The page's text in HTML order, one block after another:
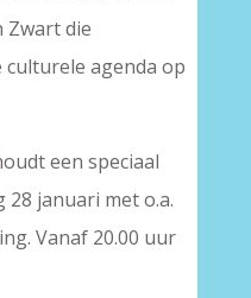
Zwart die
agenda op
een speciaal
januari met o.a.
Vanaf 20.00 uur